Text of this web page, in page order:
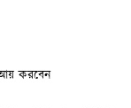
আয় করবেন